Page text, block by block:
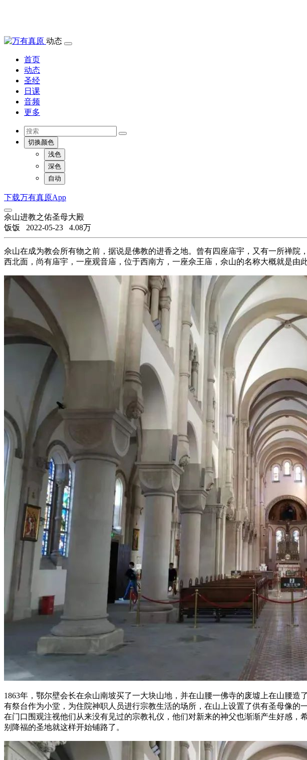
动态
首页
动态
圣经
日课
音频
更多
切换颜色
浅色
深色
自动
下载万有真原App
佘山进教之佑圣母大殿
饭饭 2022-05-23 4.08万
佘山在成为教会所有物之前，据说是佛教的进香之地。曾有四座庙宇，又有一所禅
西北面，尚有庙宇，一座观音庙，位于西南方，一座佘王庙，佘山的名称大概就是由此
1863年，鄂尔壁会长在佘山南坡买了一大块山地，并在山腰一佛寺的废墟上在山腰
有祭台作为小堂，为住院神职人员进行宗教生活的场所，在山上设置了供有圣母像
在门口围观注视他们从来没有见过的宗教礼仪，他们对新来的神父也渐渐产生好感
别降福的圣地就这样开始铺路了。